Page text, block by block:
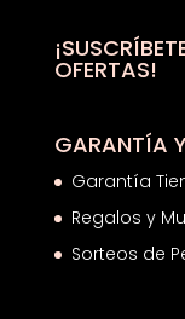
OFERTAS!
GARANTÍA
Garantía
Regalos y
Sorteos de